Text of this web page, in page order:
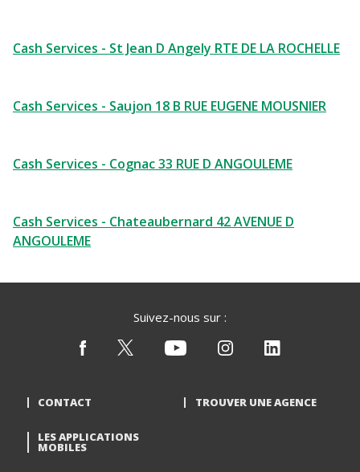
Cash Services - St Jean D Angely RTE DE LA ROCHELLE
Cash Services - Saujon 18 B RUE EUGENE MOUSNIER
Cash Services - Cognac 33 RUE D ANGOULEME
Cash Services - Chateaubernard 42 AVENUE D
ANGOULEME
Suivez-nous sur :
CONTACT TROUVER UNE AGENCE
LES APPLICATIONS
MOBILES